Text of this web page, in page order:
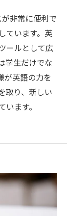
非常に便利で
ています。英
ールとして広
学生だけでな
が英語の力を
取り、新しい
ます。